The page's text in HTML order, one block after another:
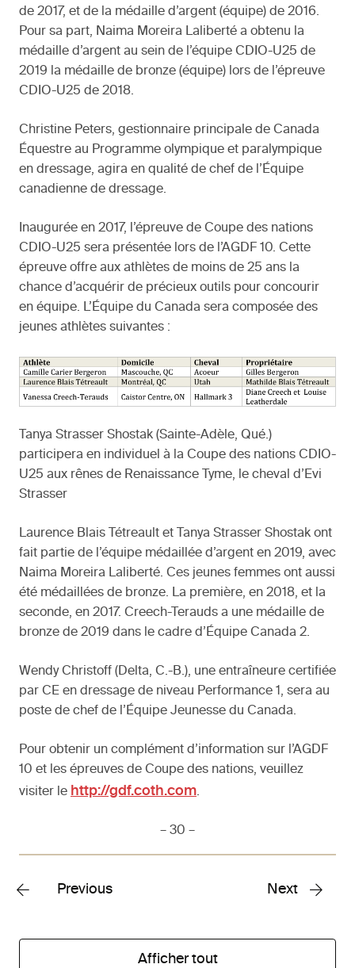
de 2017, et de la médaille d’argent (équipe) de 2016.
Pour sa part, Naima Moreira Laliberté a obtenu la
médaille d’argent au sein de l’équipe CDIO-U25 de
2019 la médaille de bronze (équipe) lors de l’épreuve
CDIO-U25 de 2018.
Christine Peters, gestionnaire principale de Canada
Équestre au Programme olympique et paralympique
en dressage, agira en qualité de chef de l’Équipe
canadienne de dressage.
Inaugurée en 2017, l’épreuve de Coupe des nations
CDIO-U25 sera présentée lors de l’AGDF 10. Cette
épreuve offre aux athlètes de moins de 25 ans la
chance d’acquérir de précieux outils pour concourir
en équipe. L’Équipe du Canada sera composée des
jeunes athlètes suivantes :
Tanya Strasser Shostak (Sainte-Adèle, Qué.)
participera en individuel à la Coupe des nations CDIO-
U25 aux rênes de Renaissance Tyme, le cheval d’Evi
Strasser
Laurence Blais Tétreault et Tanya Strasser Shostak ont
fait partie de l’équipe médaillée d’argent en 2019, avec
Naima Moreira Laliberté. Ces jeunes femmes ont aussi
été médaillées de bronze. La première, en 2018, et la
seconde, en 2017. Creech-Terauds a une médaille de
bronze de 2019 dans le cadre d’Équipe Canada 2.
Wendy Christoff (Delta, C.-B.), une entraîneure certifiée
par CE en dressage de niveau Performance 1, sera au
poste de chef de l’Équipe Jeunesse du Canada.
Pour obtenir un complément d’information sur l’AGDF
10 et les épreuves de Coupe des nations, veuillez
visiter le http://gdf.coth.com.
– 30 –
Previous Next
Afficher tout